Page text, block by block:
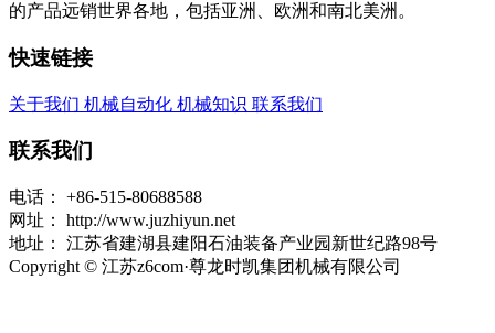
的产品远销世界各地，包括亚洲、欧洲和南北美洲。
快速链接
关于我们 机械自动化 机械知识 联系我们
联系我们
电话：
+86-515-80688588
网址：
http://www.juzhiyun.net
地址：
江苏省建湖县建阳石油装备产业园新世纪路98号
Copyright © 江苏z6com·尊龙时凯集团机械有限公司